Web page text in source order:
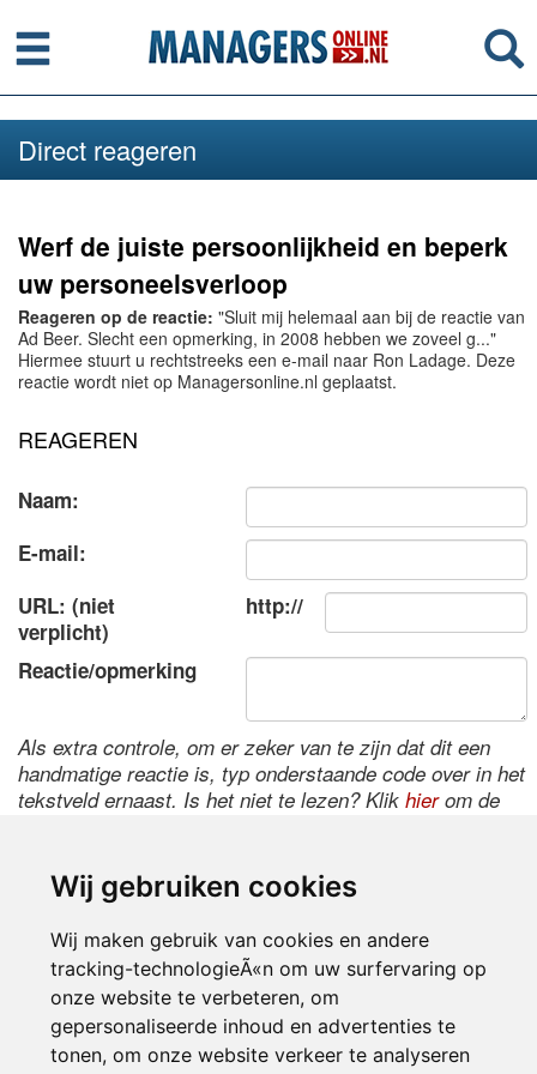
Wij gebruiken cookies
Wij maken gebruik van cookies en andere
tracking-technologieÃ«n om uw surfervaring op
onze website te verbeteren, om
gepersonaliseerde inhoud en advertenties te
tonen, om onze website verkeer te analyseren
Menu
Direct reageren
Werf de juiste persoonlijkheid en beperk
uw personeelsverloop
Reageren op de reactie: "Sluit mij helemaal aan bij de reactie van
Ad Beer. Slecht een opmerking, in 2008 hebben we zoveel g..."
Hiermee stuurt u rechtstreeks een e-mail naar Ron Ladage. Deze
reactie wordt niet op Managersonline.nl geplaatst.
REAGEREN
Naam:
E-mail:
URL: (niet
verplicht)
http://
Reactie/opmerking
Als extra controle, om er zeker van te zijn dat dit een
handmatige reactie is, typ onderstaande code over in het
tekstveld ernaast. Is het niet te lezen? Klik hierom de